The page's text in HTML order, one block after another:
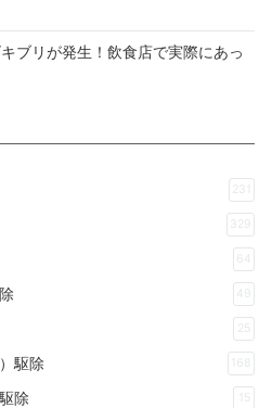
ブリが発生！飲食店で実際にあっ
231
329
64
49
25
駆除 168
除 15